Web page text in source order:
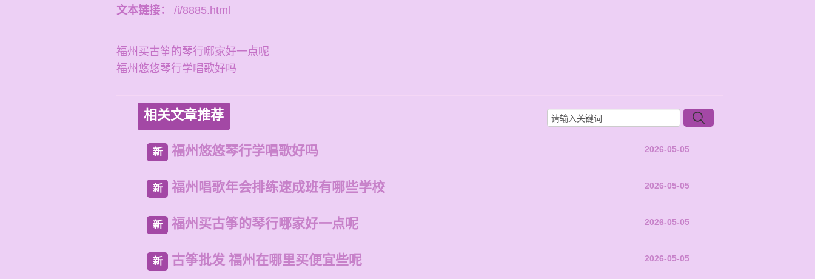
文本链接：
/i/8885.html
福州买古筝的琴行哪家好一点呢
福州悠悠琴行学唱歌好吗
相关文章推荐
新 福州悠悠琴行学唱歌好吗 2026-05-05
新 福州唱歌年会排练速成班有哪些学校 2026-05-05
新 福州买古筝的琴行哪家好一点呢 2026-05-05
新 古筝批发 福州在哪里买便宜些呢 2026-05-05